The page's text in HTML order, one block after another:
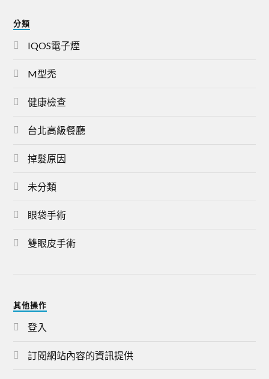
分類
IQOS電子煙
M型禿
健康檢查
台北高級餐廳
掉髮原因
未分類
眼袋手術
雙眼皮手術
其他操作
登入
訂閱網站內容的資訊提供